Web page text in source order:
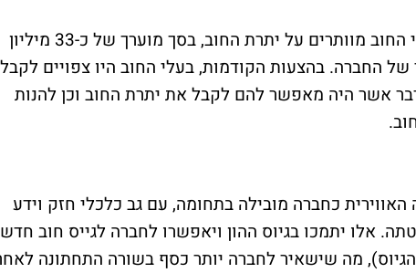
בהצעה הזו, לעומת ההצעות הקודמות, בעלי החוב מוותרים על יתרת החוב, בסך מוערך של כ-33 מיליון
החברה. בהצעות הקודמות, בעלי החוב היו צפויים לקבל
אשר היה מאפשר להם לקבל את יתרת החוב וכן להנות
האווירית כחברה מובילה בתחומה, עם גב כלכלי חזק וידע
אלו יתמכו בגיוס ההון ויאפשרו לחברה לגייס חוב חדש
מה שישאיר לחברה יותר כסף בשורה התחתונה